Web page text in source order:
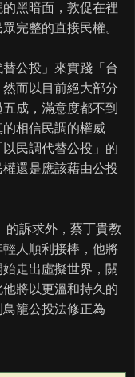
黑暗面，敦促在裡
完整的直接民權。
公投」來實踐「台
而以目前絕大部分
成，滿意度都不到
相信民調的權威
民調代替公投」的
還是應該藉由公投
的訴求外，蔡丁貴教
人順利接棒，他將
走出虛擬世界，關
將以更溫和持久的
籠公投法修正為